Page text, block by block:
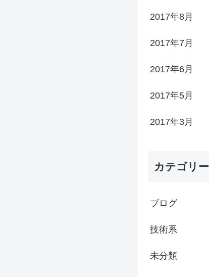
2017年8月
2017年7月
2017年6月
2017年5月
2017年3月
カテゴリー
ブログ
技術系
未分類